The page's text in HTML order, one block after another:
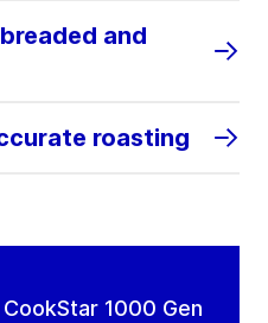
and
roasting
1000 Gen